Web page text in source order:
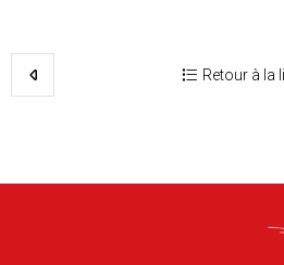
Retour à la